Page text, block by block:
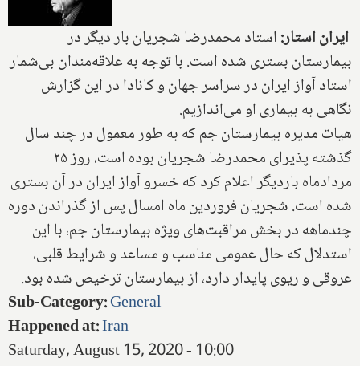
ایران استار:استاد محمدرضا شجریان بار دیگر در
بیمارستان بستری شده است. با توجه به علاقه‌مندان بی‌شمار
استاد آواز ایران در سراسر جهان و کانادا در این گزارش
نگاهی به بیماری او می‌اندازیم.
هیات مدیره بیمارستان جم که به طور معمول در چند سال
گذشته پذیرای محمدرضا شجریان بوده است، روز ۲۵
مردادماه باردیگر اعلام کرد که خسرو آواز ایران در آن بستری
شده است. شجریان فروردین ماه امسال پس از گذراندن دوره
چندماهه در بخش مراقبت‌های ویژه بیمارستان جم، با این
استدلال که حال عمومی مناسب و مساعد و شرایط قلبی،
عروقی و ریوی پایدار دارد، از بیمارستان ترخیص شده بود.
Sub-Category:General
Happened at:Iran
Saturday, August 15, 2020 - 10:00